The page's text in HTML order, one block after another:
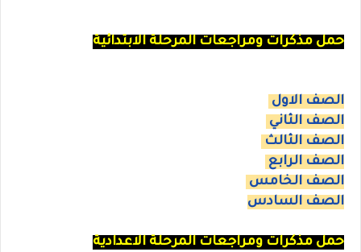
حمل مذكرات ومراجعات المرحلة الابتدائية
الصف الاول
الصف الثاني
الصف الثالث
الصف الرابع
الصف الخامس
الصف السادس
حمل مذكرات ومراجعات المرحلة الاعدادية